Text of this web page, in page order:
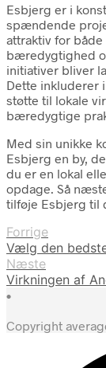
Esbjerg er i
spændende
attraktiv for
bæredygtighed
initiativer bliver
Dette inkluderer
støtte til lokale
bæredygtige
Med sin unikke
Esbjerg en by,
du er en lokal
opdage. Så
tilføje Esbjerg til
Forrige
Vælg den
Næste
Virkningen af
•
Copyright